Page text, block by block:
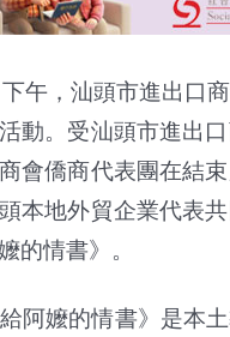
午，汕頭市進出口
動。受汕頭市進出
會僑商代表團在結
本地外貿企業代表
的情書》。
阿嬤的情書》是本